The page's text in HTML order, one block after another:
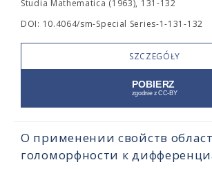
Studia Mathematica (1963), 131-132
DOI: 10.4064/sm-Special Series-1-131-132
SZCZEGÓŁY
О применении свойств
голоморфности к